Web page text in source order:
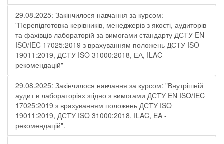
29.08.2025: Закінчилося навчання за курсом:
"Перепідготовка керівників, менеджерів з якості, аудиторів
та фахівців лабораторій за вимогами стандарту ДСТУ EN
ISO/IEC 17025:2019 з врахуванням положень ДСТУ ISO
19011:2019, ДСТУ ISO 31000:2018, ЕА, ILAC-
рекомендацій"
29.08.2025: Закінчилося навчання за курсом: "Внутрішній
аудит в лабораторіях згідно з вимогами ДСТУ EN ISO/IEC
17025:2019 з врахуванням положень ДСТУ ISO
19011:2019, ДСТУ ISO 31000:2018, ILAC, EA -
рекомендацій".